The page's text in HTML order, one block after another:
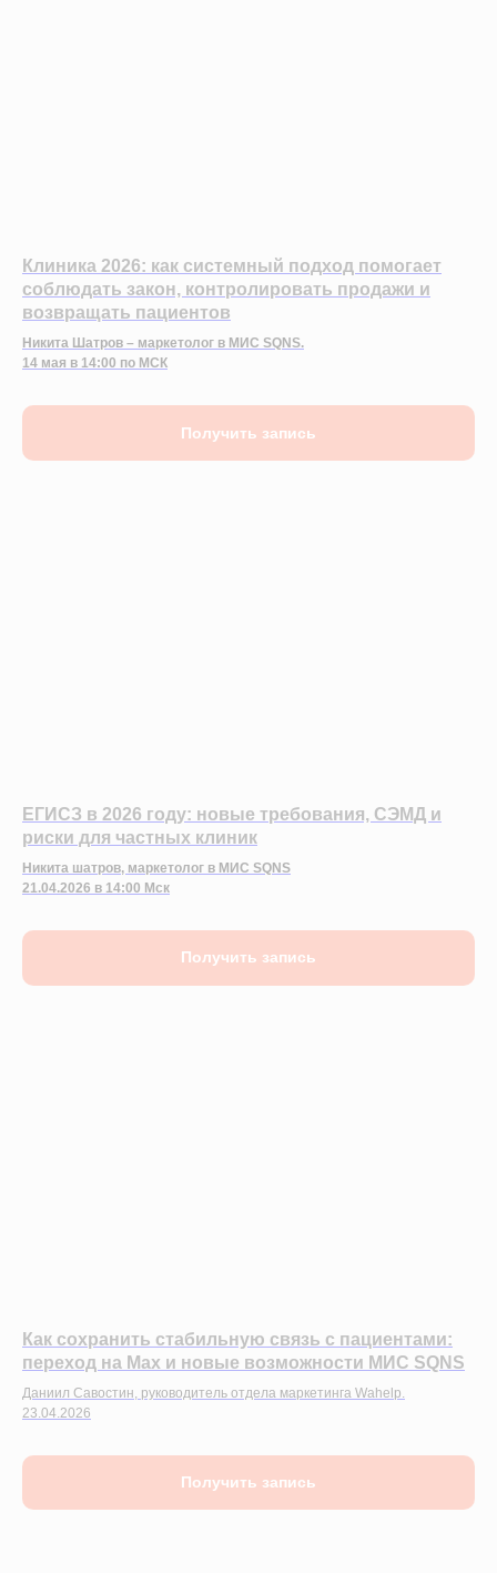
Клиника 2026: как системный подход помогает
соблюдать закон, контролировать продажи и
возвращать пациентов
Никита Шатров – маркетолог в МИС SQNS.
14 мая в 14:00 по МСК
Получить запись
ЕГИСЗ в 2026 году: новые требования, СЭМД и
риски для частных клиник
Никита шатров, маркетолог в МИС SQNS
21.04.2026 в 14:00 Мск
Получить запись
Как сохранить стабильную связь с пациентами:
переход на Max и новые возможности МИС SQNS
Даниил Савостин, руководитель отдела маркетинга Wahelp.
23.04.2026
Получить запись